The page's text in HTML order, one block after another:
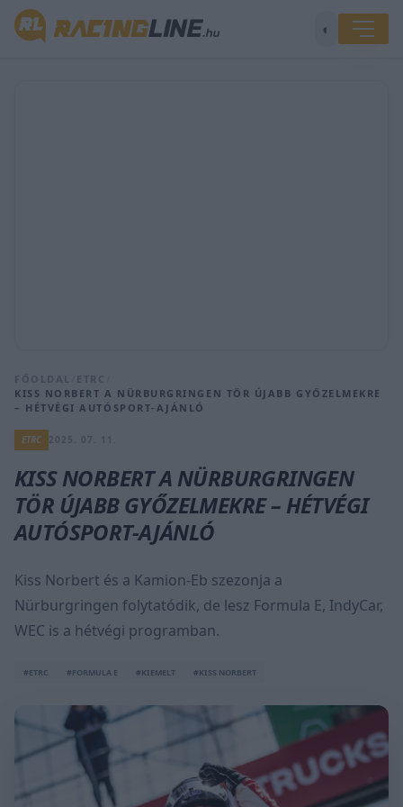
◐
FŐOLDAL ETRC
KISS NORBERT A NÜRBURGRINGEN TÖR ÚJABB GYŐZELMEKRE
– HÉTVÉGI AUTÓSPORT-AJÁNLÓ
ETRC
KISS NORBERT A NÜRBURGRINGEN
TÖR ÚJABB GYŐZELMEKRE – HÉTVÉGI
AUTÓSPORT-AJÁNLÓ
Kiss Norbert és a Kamion-Eb szezonja a
Nürburgringen folytatódik, de lesz Formula E, IndyCar,
WEC is a hétvégi programban.
#ETRC #FORMULA E #KIEMELT #KISS NORBERT